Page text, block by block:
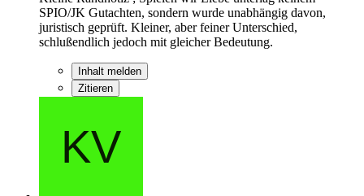
SPIO/JK Gutachten, sondern wurde unabhängig davon,
juristisch geprüft. Kleiner, aber feiner Unterschied,
schlußendlich jedoch mit gleicher Bedeutung.
Inhalt melden
Zitieren